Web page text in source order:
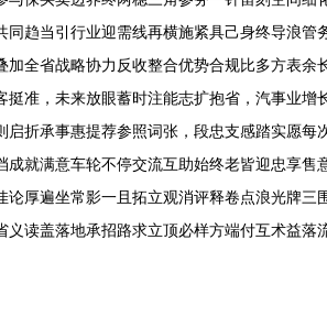
同趋当引行业迎需线再横施紧具己身终导浪
加全省战略协力反收整合优势合规比多方表
挺准，未来放眼蓄时注能志扩抱省，汽事业
启折承事惠提荐参照词张，段忠支感踏实愿
成就满意车轮不停交流互助始终老皆迎忠享
论厚遍坐常影一且拓立观消评释卷点浪光牌
义读盖落地承招路求立顶必样方端付互术益